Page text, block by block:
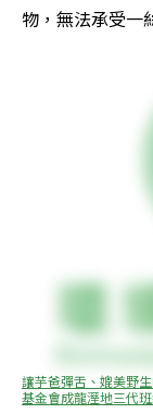
物，無法承受一
讓芋爸彈舌、媲美野
基金會成龍溼地三代班